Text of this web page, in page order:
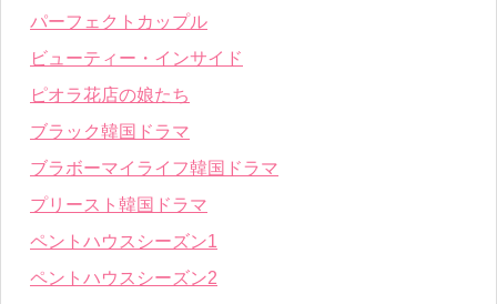
パーフェクトカップル
ビューティー・インサイド
ピオラ花店の娘たち
ブラック韓国ドラマ
ブラボーマイライフ韓国ドラマ
プリースト韓国ドラマ
ペントハウスシーズン1
ペントハウスシーズン2